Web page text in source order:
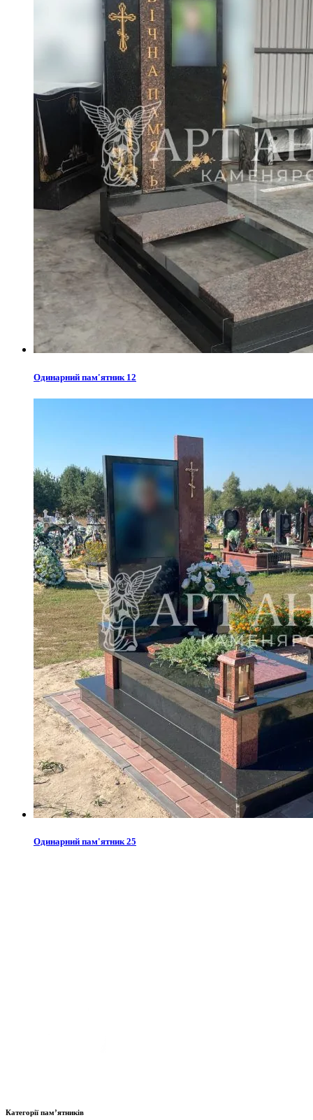
Одинарний пам'ятник 12
Одинарний пам'ятник 25
Категорії пам’ятників